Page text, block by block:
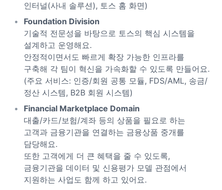
인터널(사내 솔루션), 토스 홈 화면)
Foundation Division
기술적 전문성을 바탕으로 토스의 핵심 시스템을
설계하고 운영해요.
안정적이면서도 빠르게 확장 가능한 인프라를
구축해 각 팀이 혁신을 가속화할 수 있도록 만들어요.
(주요 서비스: 인증/회원 공통 모듈, FDS/AML, 송금/
정산 시스템, B2B 회원 시스템)
Financial Marketplace Domain
대출/카드/보험/계좌 등의 상품을 필요로 하는
고객과 금융기관을 연결하는 금융상품 중개를
담당해요.
또한 고객에게 더 큰 혜택을 줄 수 있도록,
금융기관을 데이터 및 신용평가 모델 관점에서
지원하는 사업도 함께 하고 있어요.